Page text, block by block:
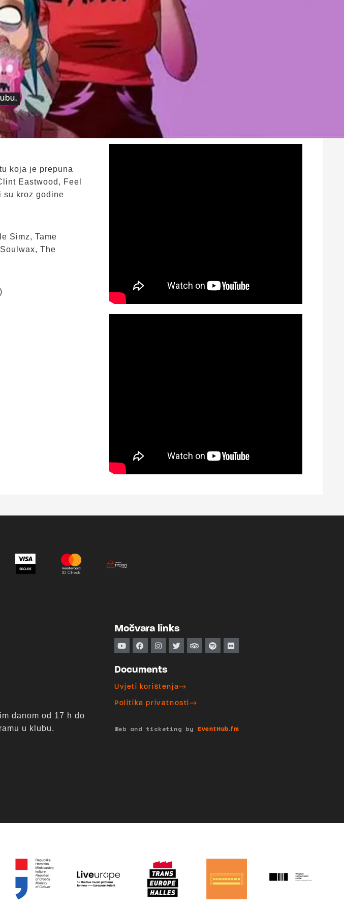
koja je prepuna
Eastwood, Feel
su kroz godine
Simz, Tame
The
danom od 17 h do
u klubu.
Močvara links
Documents
Uvjeti korištenja
Politika privatnosti
Web and ticketing by EventHub.fm